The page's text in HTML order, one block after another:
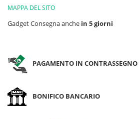
MAPPA DEL SITO
Gadget Consegna anche in 5 giorni
PAGAMENTO IN CONTRASSEGNO
BONIFICO BANCARIO